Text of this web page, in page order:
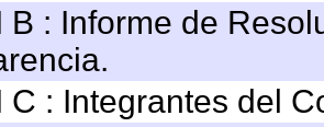
B : Informe de
C : Integrantes del